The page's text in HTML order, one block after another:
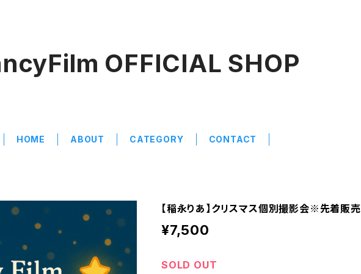
OFFICIAL SHOP
HOME ABOUT CATEGORY CONTACT
【稲永りあ】クリスマス個別撮影会※先着販売
¥7,500
SOLD OUT